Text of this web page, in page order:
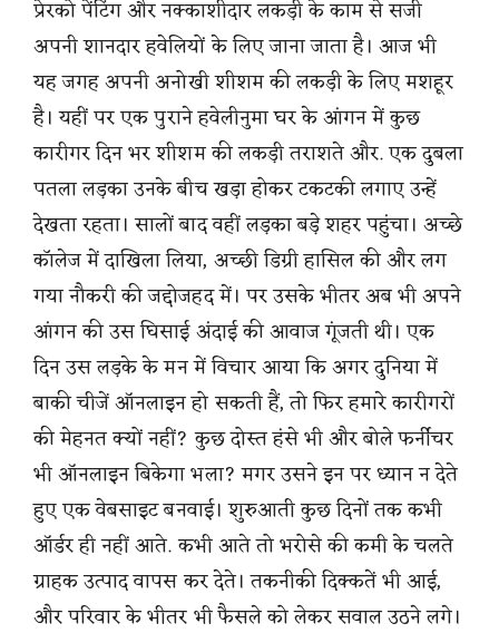
प्रेरको पेंटिंग और नक्काशीदार लकड़ी के काम से सजी
अपनी शानदार हवेलियों के लिए जाना जाता है। आज भी
यह जगह अपनी अनोखी शीशम की लकड़ी के लिए मशहूर
है। यहीं पर एक पुराने हवेलीनुमा घर के आंगन में कुछ
कारीगर दिन भर शीशम की लकड़ी तराशते और. एक दुबला
पतला लड़का उनके बीच खड़ा होकर टकटकी लगाए उन्हें
देखता रहता। सालों बाद वहीं लड़का बड़े शहर पहुंचा। अच्छे
कॉलेज में दाखिला लिया, अच्छी डिग्री हासिल की और लग
गया नौकरी की ज‌द्दोजहद में। पर उसके भीतर अब भी अपने
आंगन की उस घिसाई अंदाई की आवाज गूंजती थी। एक
दिन उस लड़के के मन में विचार आया कि अगर दुनिया में
बाकी चीजें ऑनलाइन हो सकती हैं, तो फिर हमारे कारीगरों
की मेहनत क्यों नहीं? कुछ दोस्त हंसे भी और बोले फर्नीचर
भी ऑनलाइन बिकेगा भला? मगर उसने इन पर ध्यान न देते
हुए एक वेबसाइट बनवाई। शुरुआती कुछ दिनों तक कभी
ऑर्डर ही नहीं आते. कभी आते तो भरोसे की कमी के चलते
ग्राहक उत्पाद वापस कर देते। तकनीकी दिक्कतें भी आई,
और परिवार के भीतर भी फैसले को लेकर सवाल उठने लगे।